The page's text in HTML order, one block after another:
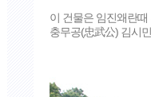
이 건물은 임진왜란
충무공(忠武公) 김시